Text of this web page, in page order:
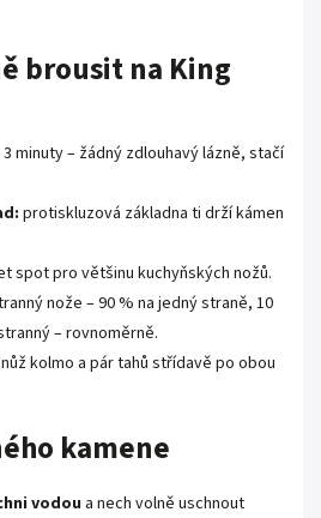
brousit na King
3 minuty – žádný zdlouhavý lázně, stačí
protiskluzová základna ti drží kámen
spot pro většinu kuchyňských nožů.
nože – 90 % na jedný straně, 10
– rovnoměrně.
kolmo a pár tahů střídavě po obou
kamene
vodou a nech volně uschnout